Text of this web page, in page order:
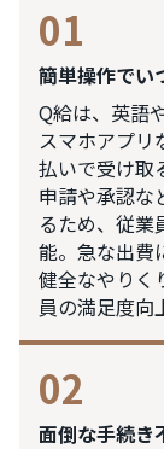
01
簡単操作でい
Q給は、英語
スマホアプリ
払いで受け取
申請や承認な
るため、従業
能。急な出費
健全なやりく
員の満足度向
02
面倒な手続き